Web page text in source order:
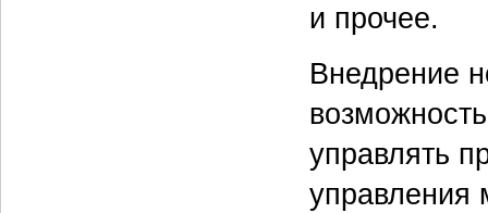
и прочее.
Внедрение
управлять
управления